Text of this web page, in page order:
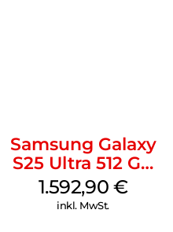
Samsung Galaxy
S25 Ultra 512 GB
Titanium
Whitesilver
1.592,90 €
inkl. MwSt.